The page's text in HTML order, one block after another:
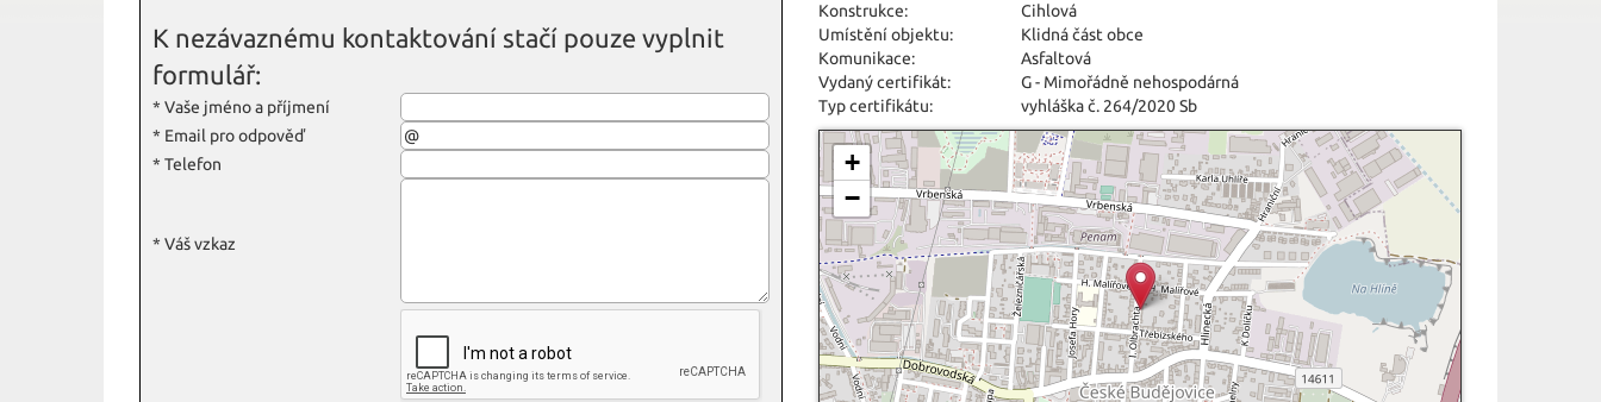
K nezávaznému kontaktování stačí pouze vyplnit
formulář:
* Vaše jméno a příjmení
* Email pro odpověď
* Telefon
* Váš vzkaz
Konstrukce:
Cihlová
Umístění objektu:
Klidná část obce
Komunikace:
Asfaltová
Vydaný certifikát:
G - Mimořádně nehospodárná
Typ certifikátu:
vyhláška č. 264/2020 Sb
+
−